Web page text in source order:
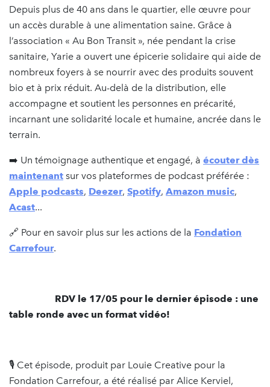
Depuis plus de 40 ans dans le quartier, elle œuvre pour
un accès durable à une alimentation saine. Grâce à
l’association « Au Bon Transit », née pendant la crise
sanitaire, Yarie a ouvert une épicerie solidaire qui aide de
nombreux foyers à se nourrir avec des produits souvent
bio et à prix réduit. Au-delà de la distribution, elle
accompagne et soutient les personnes en précarité,
incarnant une solidarité locale et humaine, ancrée dans le
terrain.
➡️ Un témoignage authentique et engagé, à écouter dès
maintenant sur vos plateformes de podcast préférée :
Apple podcasts, Deezer, Spotify, Amazon music,
Acast...
🔗 Pour en savoir plus sur les actions de la Fondation
Carrefour.
RDV le 17/05 pour le dernier épisode : une
table ronde avec un format vidéo!
🎙️ Cet épisode, produit par Louie Creative pour la
Fondation Carrefour, a été réalisé par Alice Kerviel,